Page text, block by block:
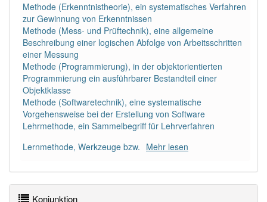
Wörter mit Endung-methode: 70
Wörter mit Endung -methode aber mit einem
anderen Artikeldie: 0
88% unserer Spielapp-Nutzer haben den Artikel
korrekt erraten.
Methode (Erkenntnistheorie), ein systematisches Verfahren
zur Gewinnung von Erkenntnissen
Methode (Mess- und Prüftechnik), eine allgemeine
Beschreibung einer logischen Abfolge von Arbeitsschritten
einer Messung
Methode (Programmierung), in der objektorientierten
Programmierung ein ausführbarer Bestandteil einer
Objektklasse
Methode (Softwaretechnik), eine systematische
Vorgehensweise bei der Erstellung von Software
Lehrmethode, ein Sammelbegriff für Lehrverfahren
Lernmethode, Werkzeuge bzw. Mehr lesen
Konjunktion